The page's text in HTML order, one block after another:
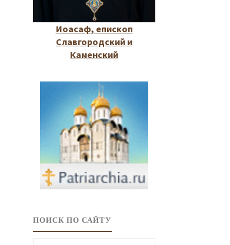
Иоасаф, епископ
Славгородский и
Каменский
ПОИСК ПО САЙТУ